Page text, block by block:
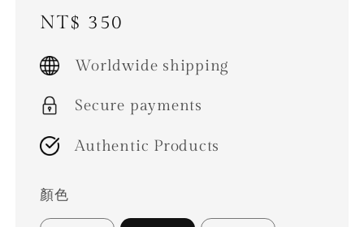
Regular
NT$ 350
Worldwide shipping
Secure payments
Authentic Products
顏色